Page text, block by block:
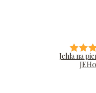
Jehla na